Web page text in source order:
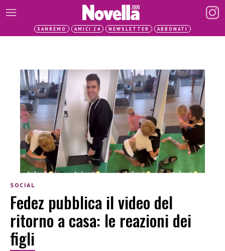
SANREMO AMICI 24 NEWSLETTER ABBONATI
SOCIAL
Fedez pubblica il video del
ritorno a casa: le reazioni dei
figli